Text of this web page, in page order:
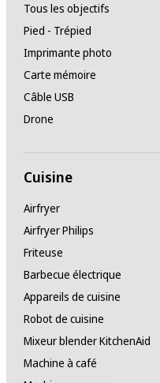
Tous les objectifs
Pied - Trépied
Imprimante photo
Carte mémoire
Câble USB
Drone
Cuisine
Airfryer
Airfryer Philips
Friteuse
Barbecue électrique
Appareils de cuisine
Robot de cuisine
Mixeur blender KitchenAid
Machine à café